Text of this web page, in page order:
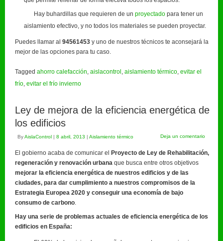
Hay buhardillas que requieren de un proyectado para tener un
aislamiento efectivo, y no todos los materiales se pueden proyectar.
Puedes llamar al 94561453 y uno de nuestros técnicos te aconsejará la
mejor de las opciones para tu caso.
Tagged ahorro calefacción, aislacontrol , aislamiento térmico, evitar el
frío, evitar el frío invierno
Ley de mejora de la eficiencia energética de
los edificios
ByAislaControl 8 abril, 2013 Aislamiento térmico Deja un comentario
El gobierno acaba de comunicar el
Proyecto de Ley de Rehabilitación,
regeneración y renovación urbana que busca entre otros objetivos
mejorar la eficiencia energética de nuestros edificios y de las
ciudades, para dar cumplimiento a nuestros compromisos de la
Estrategia Europea 2020 y conseguir una economía de bajo
consumo de carbono.
Hay una serie de problemas actuales de eficiencia energética de los
edificios en España: